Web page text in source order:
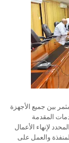
بين جميع الأجهزة
المقدمة
لإنهاء الأعمال
والعمل على